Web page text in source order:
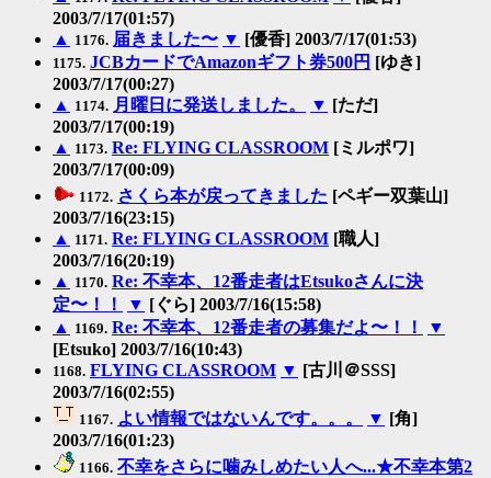
2003/7/17(01:57)
▲ 1176. 届きました〜 ▼ [優香] 2003/7/17(01:53)
1175. JCBカードでAmazonギフト券500円 [ゆき]
2003/7/17(00:27)
▲ 1174. 月曜日に発送しました。 ▼ [ただ]
2003/7/17(00:19)
▲ 1173. Re: FLYING CLASSROOM [ミルポワ]
2003/7/17(00:09)
1172. さくら本が戻ってきました [ペギー双葉山]
2003/7/16(23:15)
▲ 1171. Re: FLYING CLASSROOM [職人]
2003/7/16(20:19)
▲ 1170. Re: 不幸本、12番走者はEtsukoさんに決
定〜！！
▼ [ぐら] 2003/7/16(15:58)
▲ 1169. Re: 不幸本、12番走者の募集だよ〜！！
▼
[Etsuko] 2003/7/16(10:43)
1168. FLYING CLASSROOM ▼ [古川＠SSS]
2003/7/16(02:55)
1167. よい情報ではないんです。。。 ▼ [角]
2003/7/16(01:23)
1166. 不幸をさらに噛みしめたい人へ...★不幸本第2